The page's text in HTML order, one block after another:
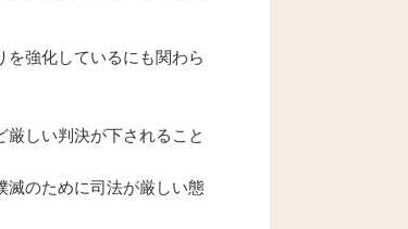
強化しているにも関わら
しい判決が下されること
滅のために司法が厳しい態